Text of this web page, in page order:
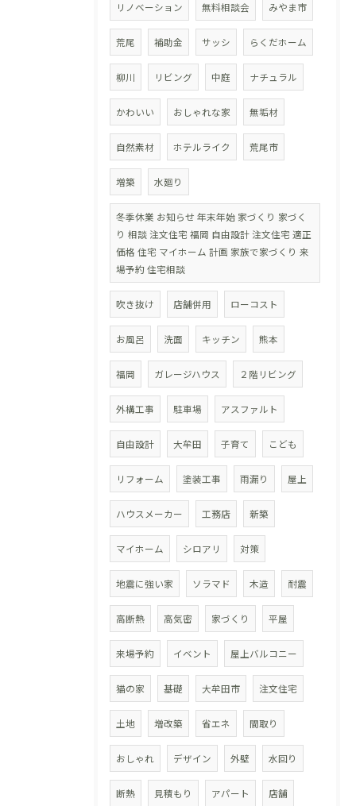
リノベーション 無料相談会 みやま市
荒尾 補助金 サッシ らくだホーム
柳川 リビング 中庭 ナチュラル
かわいい おしゃれな家 無垢材
自然素材 ホテルライク 荒尾市
増築 水廻り
冬季休業 お知らせ 年末年始 家づくり 家づく
り 相談 注文住宅 福岡 自由設計 注文住宅 適正
価格 住宅 マイホーム 計画 家族で家づくり 来
場予約 住宅相談
吹き抜け 店舗併用 ローコスト
お風呂 洗面 キッチン 熊本
福岡 ガレージハウス ２階リビング
外構工事 駐車場 アスファルト
自由設計 大牟田 子育て こども
リフォーム 塗装工事 雨漏り 屋上
ハウスメーカー 工務店 新築
マイホーム シロアリ 対策
地震に強い家 ソラマド 木造 耐震
高断熱 高気密 家づくり 平屋
来場予約 イベント 屋上バルコニー
猫の家 基礎 大牟田市 注文住宅
土地 増改築 省エネ 間取り
おしゃれ デザイン 外壁 水回り
断熱 見積もり アパート 店舗